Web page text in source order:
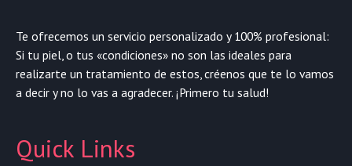
Te ofrecemos un servicio personalizado y 100% profesional:
Si tu piel, o tus «condiciones» no son las ideales para
realizarte un tratamiento de estos, créenos que te lo vamos
a decir y no lo vas a agradecer. ¡Primero tu salud!
Quick Links